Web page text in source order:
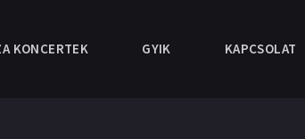
KONCERTEK GYIK KAPCSOLAT